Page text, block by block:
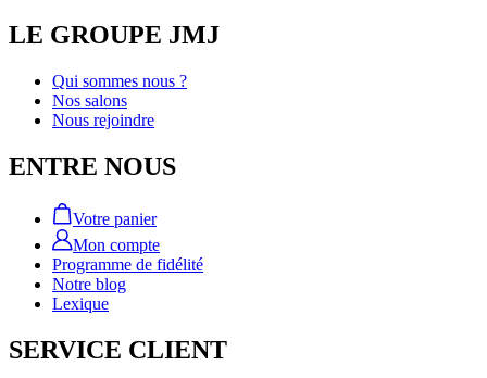
LE GROUPE JMJ
Qui sommes nous ?
Nos salons
Nous rejoindre
ENTRE NOUS
Votre panier
Mon compte
Programme de fidélité
Notre blog
Lexique
SERVICE CLIENT